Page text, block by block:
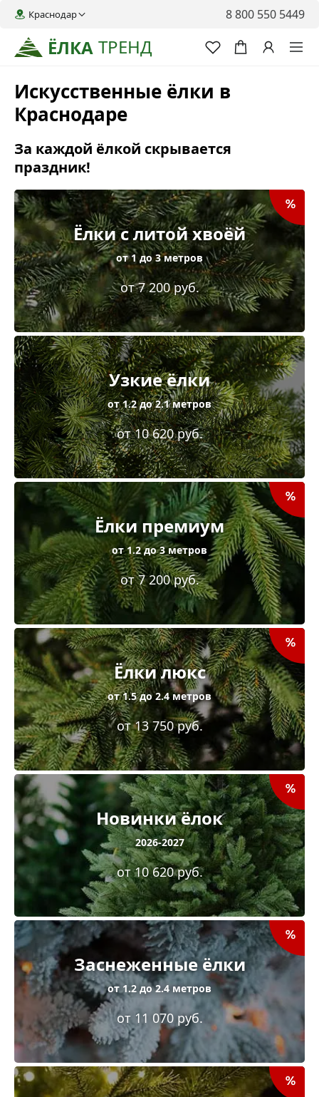
ЁЛКА ТРЕНД
Краснодар 8 800 550 5449
Искусственные ёлки в
Краснодаре
За каждой ёлкой скрывается
праздник!
Ёлки с литой хвоёй
от 1 до 3 метров
от 7 200 руб.
Узкие ёлки
от 1.2 до 2.1 метров
от 10 620 руб.
Ёлки премиум
от 1.2 до 3 метров
от 7 200 руб.
Ёлки люкс
от 1.5 до 2.4 метров
от 13 750 руб.
Новинки ёлок
2026-2027
от 10 620 руб.
Заснеженные ёлки
от 1.2 до 2.4 метров
от 11 070 руб.